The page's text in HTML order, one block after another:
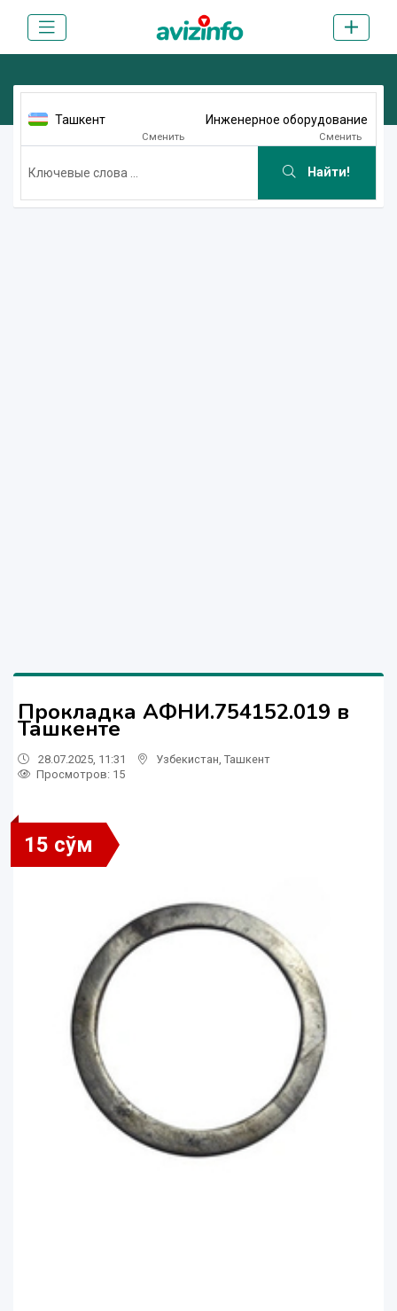
Ташкент
Сменить
Инженерное оборудование
Сменить
Найти!
Прокладка АФНИ.754152.019 в
Ташкенте
28.07.2025, 11:31 Узбекистан Ташкент
Просмотров: 15
15 сўм